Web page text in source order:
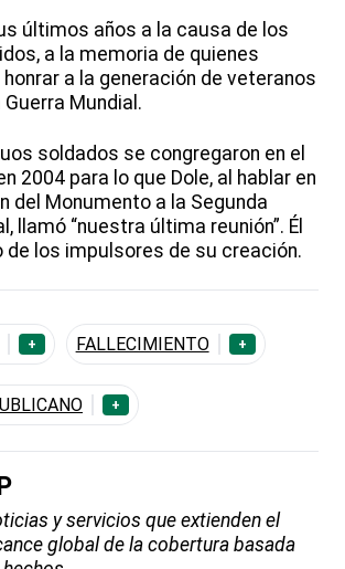
últimos años a la causa de los
a la memoria de quienes
a la generación de veteranos
Mundial.
soldados se congregaron en el
2004 para lo que Dole, al hablar en
del Monumento a la Segunda
llamó “nuestra última reunión”. Él
de los impulsores de su creación.
+ FALLECIMIENTO +
+
y servicios que extienden el
global de la cobertura basada